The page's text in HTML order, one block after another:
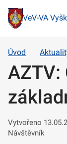
VeV-VA
Úvod
AZTV:
Vytvořeno
Návštěvník